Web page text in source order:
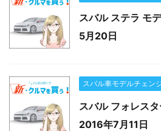
スバル ステラ モ
5月20日
スバル車モデルチェン
スバル フォレス
2016年7月11日